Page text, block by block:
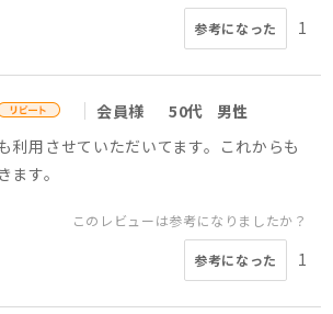
参考になった 1
会員様 50代
男性
利用させていただいてます。これからも
す。
このレビューは参考になりましたか？
参考になった 1